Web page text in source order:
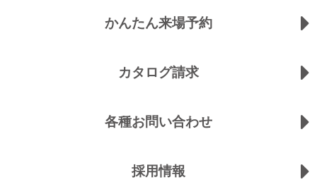
かんたん来場予約
カタログ請求
各種お問い合わせ
採用情報